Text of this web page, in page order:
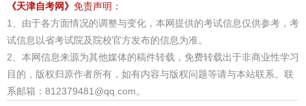
《天津自考网》 免责声明：
1、由于各方面情况的调整与变化，本网提供的考试信息仅供参考，考
试信息以省考试院及院校官方发布的信息为准。
2、本网信息来源为其他媒体的稿件转载，免费转载出于非商业性学习
目的，版权归原作者所有，如有内容与版权问题等请与本站联系。联
系邮箱：812379481@qq.com。